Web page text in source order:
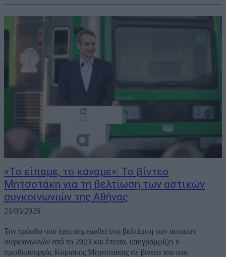
«Το είπαμε, το κάναμε»: Το βίντεο
Μητσοτάκη για τη βελτίωση των αστικών
συγκοινωνιών της Αθήνας
21/05/2026
Την πρόοδο που έχει σημειωθεί στη βελτίωση των αστικών
συγκοινωνιών από το 2023 και έπειτα, υπογραμμίζει ο
πρωθυπουργός Κυριάκος Μητσοτάκης σε βίντεο του στο